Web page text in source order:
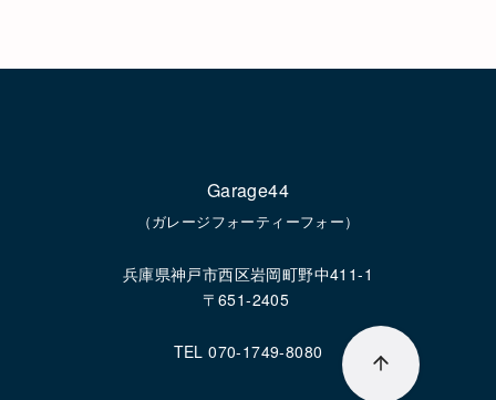
Garage44
（ガレージフォーティーフォー）
兵庫県神戸市西区岩岡町野中411-1
〒651-2405
TEL 070-1749-8080